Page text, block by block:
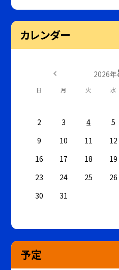
カレンダー
2026年
日 月 火 水
2
3 4 5
9
10 11 12
16
17 18 19
23
24 25 26
30
31
予定